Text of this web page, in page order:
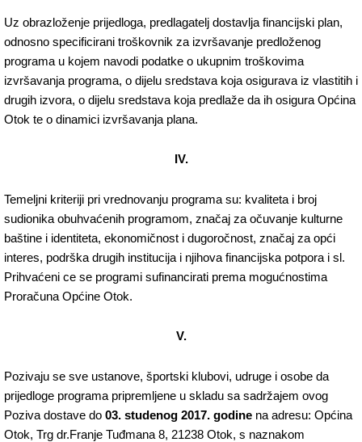
Uz obrazloženje prijedloga, predlagatelj dostavlja financijski plan,
odnosno specificirani troškovnik za izvršavanje predloženog
programa u kojem navodi podatke o ukupnim troškovima
izvršavanja programa, o dijelu sredstava koja osigurava iz vlastitih i
drugih izvora, o dijelu sredstava koja predlaže da ih osigura Općina
Otok te o dinamici izvršavanja plana.
IV.
Temeljni kriteriji pri vrednovanju programa su: kvaliteta i broj
sudionika obuhvaćenih programom, značaj za očuvanje kulturne
baštine i identiteta, ekonomičnost i dugoročnost, značaj za opći
interes, podrška drugih institucija i njihova financijska potpora i sl.
Prihvaćeni ce se programi sufinancirati prema mogućnostima
Proračuna Općine Otok.
V.
Pozivaju se sve ustanove, športski klubovi, udruge i osobe da
prijedloge programa pripremljene u skladu sa sadržajem ovog
Poziva dostave do 03. studenog 2017. godine na adresu: Općina
Otok, Trg dr.Franje Tuđmana 8, 21238 Otok, s naznakom